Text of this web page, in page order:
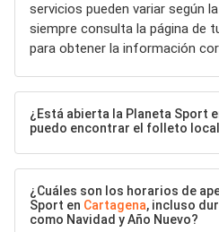
servicios pueden variar según
siempre consulta la página de
para obtener la información
¿Está abierta la Planeta Sport
puedo encontrar el folleto
¿Cuáles son los horarios de
Sport en Cartagena, incluso
como Navidad y Año Nuevo?